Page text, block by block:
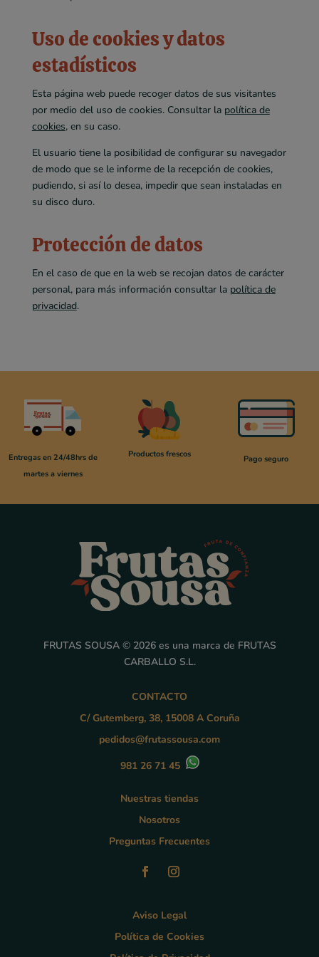
Uso de cookies y datos
estadísticos
Esta página web puede recoger datos de sus visitantes
por medio del uso de cookies. Consultar la política de
cookies, en su caso.
El usuario tiene la posibilidad de configurar su navegador
de modo que se le informe de la recepción de cookies,
pudiendo, si así lo desea, impedir que sean instaladas en
su disco duro.
Protección de datos
En el caso de que en la web se recojan datos de carácter
personal, para más información consultar la política de
privacidad.
Entregas en 24/48hrs de
martes a viernes
Productos frescos Pago seguro
FRUTAS SOUSA © 2026 es una marca de FRUTAS
CARBALLO S.L.
CONTACTO
C/ Gutemberg, 38, 15008 A Coruña
pedidos@frutassousa.com
981 26 71 45
Nuestras tiendas
Nosotros
Preguntas Frecuentes
Aviso Legal
Política de Cookies